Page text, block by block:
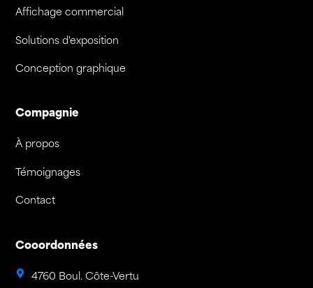
Affichage commercial
Solutions d'exposition
Conception graphique
Compagnie
À propos
Témoignages
Contact
Cooordonnées
4760 Boul. Côte-Vertu